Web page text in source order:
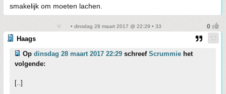
smakelijk om moeten lachen.
• dinsdag 28 maart 2017 @ 22:29 • 33
Haags
Op dinsdag 28 maart 2017 22:29 schreef Scrummie het
volgende:
[..]